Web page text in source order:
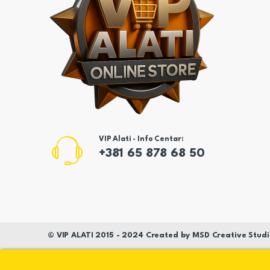
VIP Alati - Info Centar:
+381 65 878 68 50
© VIP ALATI 2015 - 2024 Created by MSD Creative